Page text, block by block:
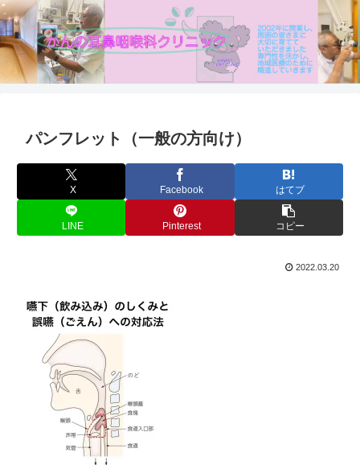
パンフレット（一般の方向け）
X Facebook はてブ
LINE Pinterest コピー
2022.03.20